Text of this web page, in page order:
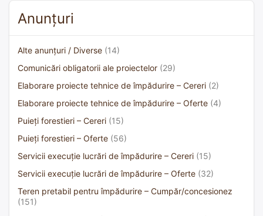
Anunțuri
Alte anunțuri / Diverse (14)
Comunicări obligatorii ale proiectelor (29)
Elaborare proiecte tehnice de împădurire – Cereri (2)
Elaborare proiecte tehnice de împădurire – Oferte (4)
Puieți forestieri – Cereri (15)
Puieți forestieri – Oferte (56)
Servicii execuție lucrări de împădurire – Cereri (15)
Servicii execuție lucrări de împădurire – Oferte (32)
Teren pretabil pentru împădurire – Cumpăr/concesionez
(151)